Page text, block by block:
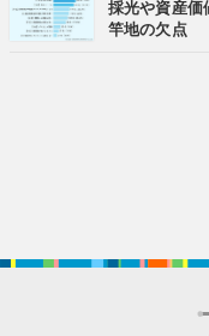
採光や資産価
竿地の欠点